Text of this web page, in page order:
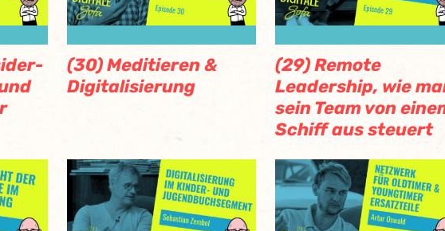
(30) Meditieren &
Digitalisierung
(29) Remote
Leadership, wie
sein Team von
Schiff aus steuert